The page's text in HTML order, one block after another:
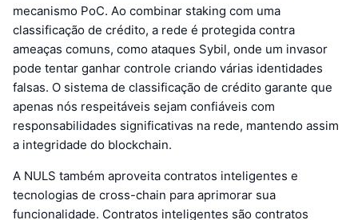
mecanismo PoC. Ao combinar staking com uma
classificação de crédito, a rede é protegida contra
ameaças comuns, como ataques Sybil, onde um invasor
pode tentar ganhar controle criando várias identidades
falsas. O sistema de classificação de crédito garante que
apenas nós respeitáveis sejam confiáveis com
responsabilidades significativas na rede, mantendo assim
a integridade do blockchain.
A NULS também aproveita contratos inteligentes e
tecnologias de cross-chain para aprimorar sua
funcionalidade. Contratos inteligentes são contratos